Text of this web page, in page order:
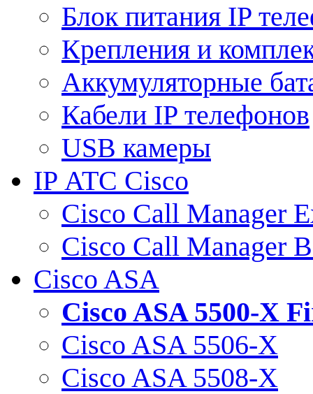
Блок питания IP
Крепления и
Аккумуляторные
Кабели IP телефонов
USB камеры
IP АТС Cisco
Cisco Call Manager
Cisco Call Manager
Cisco ASA
Cisco ASA 5500-X
Cisco ASA 5506-X
Cisco ASA 5508-X